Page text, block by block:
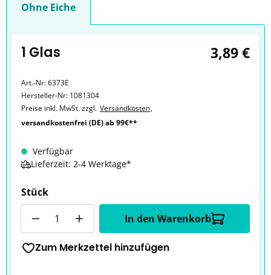
Ohne Eiche
1 Glas 3,89 €
Art.-Nr:6373E
Hersteller-Nr: 1081304
Preise inkl. MwSt. zzgl. Versandkosten,
versandkostenfrei (DE) ab 99€**
Verfügbar
Lieferzeit: 2-4 Werktage*
Stück
In den Warenkorb
Zum Merkzettel hinzufügen